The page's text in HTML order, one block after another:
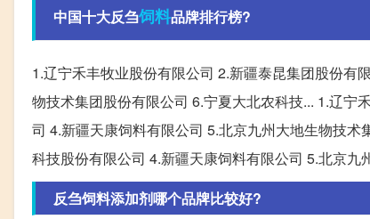
中国十大反刍饲料品牌排行榜?
1.辽宁禾丰牧业股份有限公司 2.新疆泰昆集团股份有
物技术集团股份有限公司 6.宁夏大北农科技... 1.辽宁
司 4.新疆天康饲料有限公司 5.北京九州大地生物技
科技股份有限公司 4.新疆天康饲料有限公司 5.北京九
反刍饲料添加剂哪个品牌比较好?